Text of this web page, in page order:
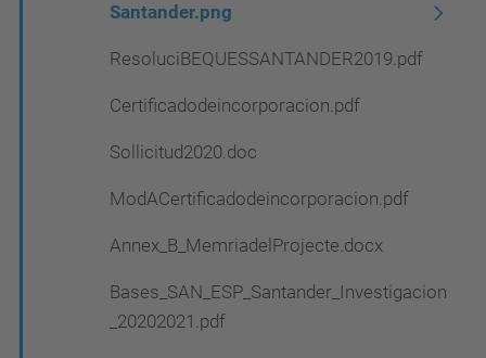
Santander.png
ResoluciBEQUESSANTANDER2019.pdf
Certificadodeincorporacion.pdf
Sollicitud2020.doc
ModACertificadodeincorporacion.pdf
Annex_B_MemriadelProjecte.docx
Bases_SAN_ESP_Santander_Investigacion
_20202021.pdf